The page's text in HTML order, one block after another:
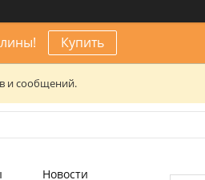
Купить
и сообщений.
Новости